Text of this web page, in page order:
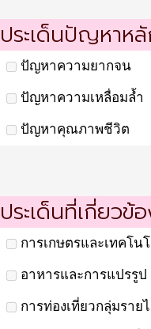
ประเด็นปัญหาห
ปัญหาความยากจน
ปัญหาความเหลื่อมล้ำ
ปัญหาคุณภาพชีวิต
ประเด็นที่เกี่ยวข้
การเกษตรและเทคโน
อาหารและการแปรรูป
การท่องเที่ยวกลุ่มรา